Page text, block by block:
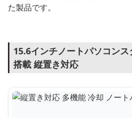
た製品です。
15.6インチノートパソコン
搭載 縦置き対応